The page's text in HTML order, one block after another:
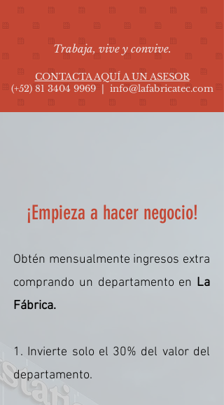
¡Empieza a hacer negocio!
Obtén mensualmente ingresos extra
comprando un departamento en La
Fábrica.
1. Invierte solo el 30% del valor del
departamento.
Trabaja, vive y convive.
CONTACTA AQUÍ A UN ASESOR
(+52) 81 3404 9969 | info@lafabricatec.com